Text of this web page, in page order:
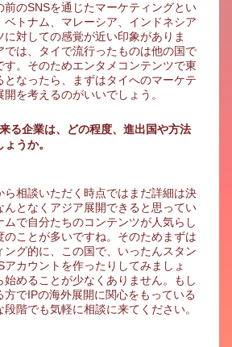
前のSNSを通じたマーケティングとい
ベトナム、マレーシア、インドネシア
に対しての感覚が近い印象がありま
では、タイで流行ったものは他の国で
す。そのためエンタメコンテンツで東
となったら、まずはタイへのマーケテ
を考えるのがいいでしょう。
る企業は、どの程度、進出国や方法
うか。
ら相談いただく時点ではまだ詳細は決
んとなくアジア展開できると思ってい
ムで自分たちのコンテンツが人気らし
のことが多いですね。そのためまずは
ング的に、この国で、いったんスタン
アカウントを作ったりしてみましょ
始めることが少なくありません。もし
方でIPの海外展開に関心をもっている
階でも気軽に相談に来てください。